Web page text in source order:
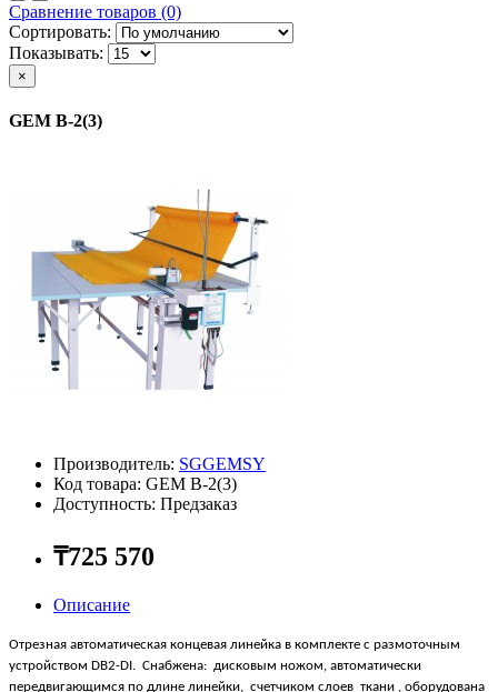
Сравнение товаров (0)
Сортировать:
Показывать:
×
GEM В-2(3)
Производитель: SGGEMSY
Код товара: GEM В-2(3)
Доступность: Предзаказ
₸725 570
Описание
Отрезная автоматическая концевая линейка в комплекте с размоточным
устройством DB2-DI. Снабжена: дисковым ножом, автоматически
передвигающимся по длине линейки, счетчиком слоев ткани , оборудована